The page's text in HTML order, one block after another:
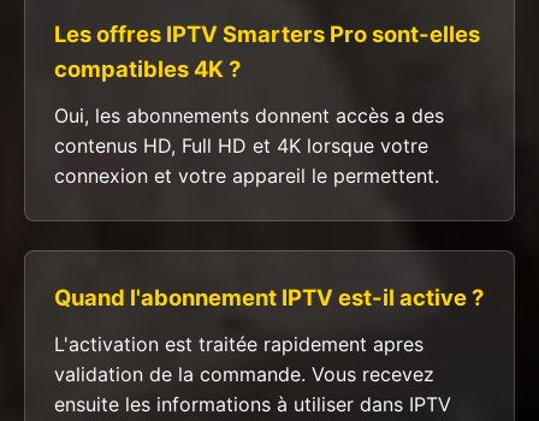
Les offres IPTV Smarters Pro sont-elles
compatibles 4K ?
Oui, les abonnements donnent accès a des
contenus HD, Full HD et 4K lorsque votre
connexion et votre appareil le permettent.
Quand l'abonnement IPTV est-il active ?
L'activation est traitée rapidement apres
validation de la commande. Vous recevez
ensuite les informations à utiliser dans IPTV